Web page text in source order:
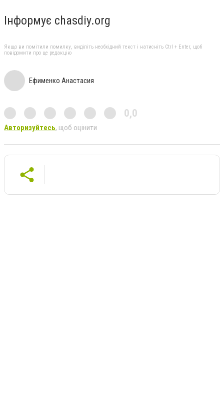
Інформує chasdiy.org
Якщо ви помітили помилку, виділіть необхідний текст і натисніть Ctrl + Enter, щоб
повідомити про це редакцію
Ефименко Анастасия
0,0
Авторизуйтесь, щоб оцінити